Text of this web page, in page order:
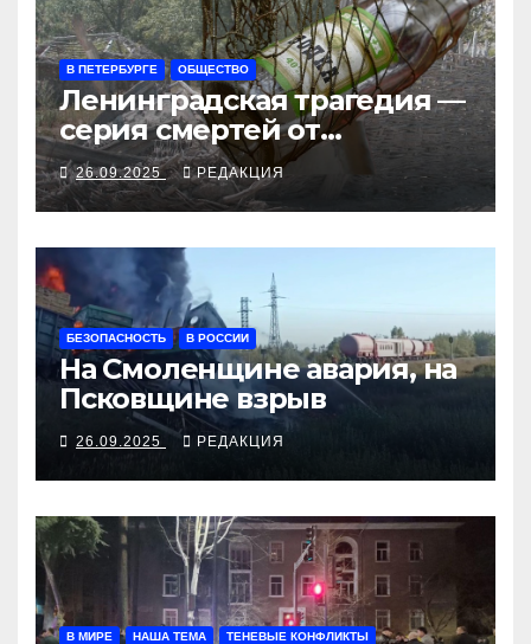
В ПЕТЕРБУРГЕ ОБЩЕСТВО
Ленинградская трагедия —
серия смертей от
алкосуррогата
26.09.2025 РЕДАКЦИЯ
БЕЗОПАСНОСТЬ В РОССИИ
На Смоленщине авария, на
Псковщине взрыв
26.09.2025 РЕДАКЦИЯ
В МИРЕ НАША ТЕМА ТЕНЕВЫЕ КОНФЛИКТЫ